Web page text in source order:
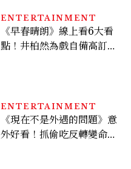
ENTERTAINMENT
《早春晴朗》線上看6大看
點！井柏然為戲自備高訂，
ENTERTAINMENT
《現在不是外遇的問題》意
外好看！抓偷吃反轉變命